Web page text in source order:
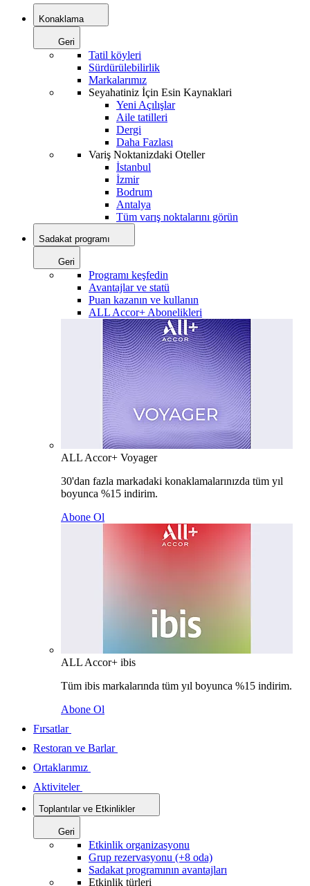
Konaklama
Geri
Tatil köyleri
Sürdürülebilirlik
Markalarımız
Seyahatiniz İçin Esin Kaynaklari
Yeni Açılışlar
Aile tatilleri
Dergi
Daha Fazlası
Variş Noktanizdaki Oteller
İstanbul
İzmir
Bodrum
Antalya
Tüm varış noktalarını görün
Sadakat programı
Geri
Programı keşfedin
Avantajlar ve statü
Puan kazanın ve kullanın
ALL Accor+ Abonelikleri
ALL Accor+ Voyager
30'dan fazla markadaki konaklamalarınızda tüm yıl
boyunca %15 indirim.
Abone Ol
ALL Accor+ ibis
Tüm ibis markalarında tüm yıl boyunca %15 indirim.
Abone Ol
Fırsatlar
Restoran ve Barlar
Ortaklarımız
Aktiviteler
Toplantılar ve Etkinlikler
Geri
Etkinlik organizasyonu
Grup rezervasyonu (+8 oda)
Sadakat programının avantajları
Etkinlik türleri